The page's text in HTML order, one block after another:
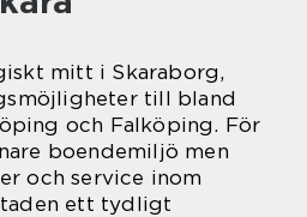
mitt i Skaraborg,
till bland
och Falköping. För
boendemiljö men
och service inom
ett tydligt